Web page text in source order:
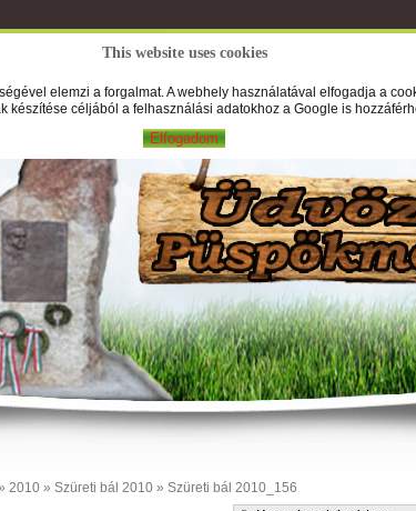
This website uses cookies
elemzi a forgalmat. A webhely használatával elfogadja a
készítése céljából a felhasználási adatokhoz a Google is
Elfogadom
2010 » Szüreti bál 2010 » Szüreti bál 2010_156